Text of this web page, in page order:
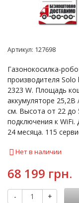
Артикул: 127698
Газонокосилка-
производителя
2323 W. Площадь
аккумуляторе
см. Высота от 22
подключения к
24 месяца. 115
Нет в наличии
68 199 грн.
- +